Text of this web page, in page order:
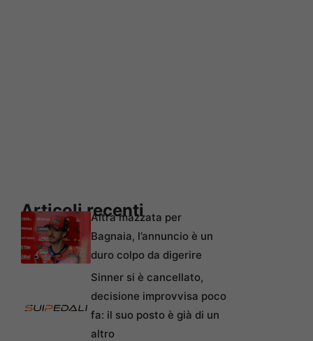
Articoli recenti
Altra mazzata per
Bagnaia, l’annuncio è un
duro colpo da digerire
Sinner si è cancellato,
decisione improvvisa poco
fa: il suo posto è già di un
altro